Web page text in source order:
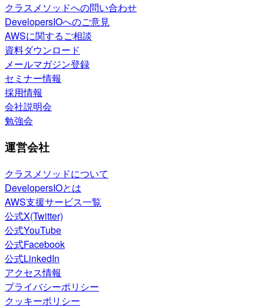
クラスメソッドへの問い合わせ
DevelopersIOへのご意見
AWSに関するご相談
資料ダウンロード
メールマガジン登録
セミナー情報
採用情報
会社説明会
勉強会
運営会社
クラスメソッドについて
DevelopersIOとは
AWS支援サービス一覧
公式X(Twitter)
公式YouTube
公式Facebook
公式LinkedIn
アクセス情報
プライバシーポリシー
クッキーポリシー